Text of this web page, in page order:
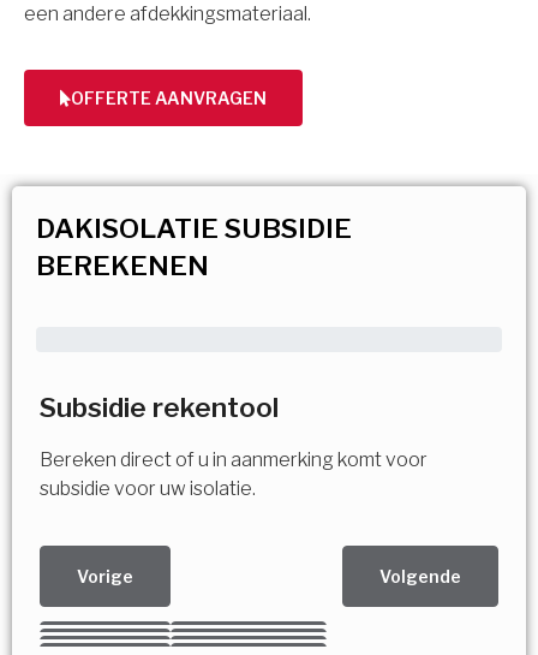
een andere afdekkingsmateriaal.
OFFERTE AANVRAGEN
DAKISOLATIE SUBSIDIE
BEREKENEN
Subsidie rekentool
Bereken direct of u in aanmerking komt voor
subsidie voor uw isolatie.
Vorige Volgende
Kies uw Isolatiemaatregel